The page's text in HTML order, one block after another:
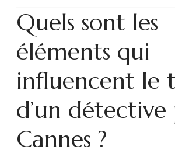
Quels sont les
éléments qui
influencent le
d’un détective
Cannes ?